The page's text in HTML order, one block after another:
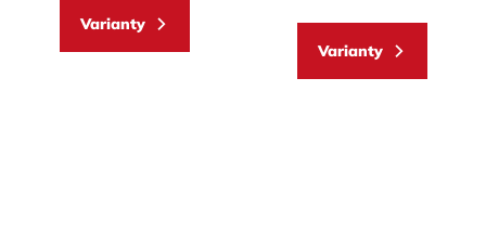
z
Varianty
5
Varianty